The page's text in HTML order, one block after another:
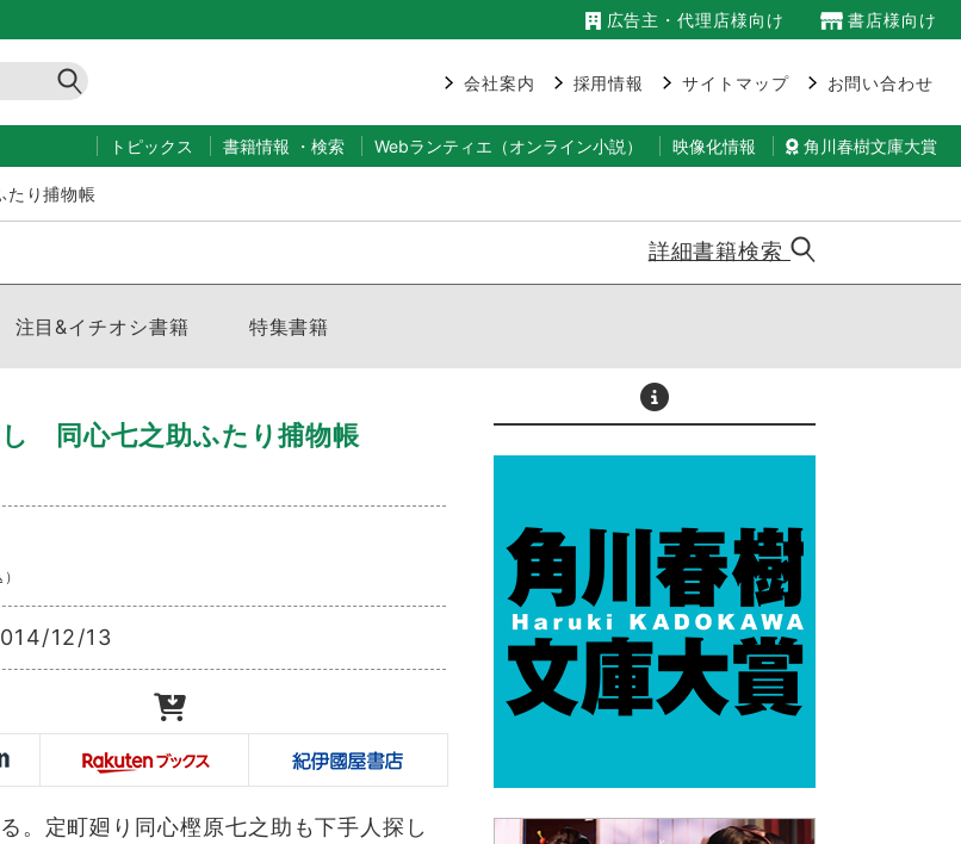
広告主・代理店様向け 書店様向け
会社案内 採用情報 サイトマップ お問い合わせ
トピックス 書籍情報 ・ 検索 Webランティエ（オンライン小説） 映像化情報 角川春樹文庫大賞
り捕物帳
詳細書籍検索
注目&イチオシ書籍 特集書籍
同心七之助ふたり捕物帳
12/13
。定町廻り同心樫原七之助も下手人探し